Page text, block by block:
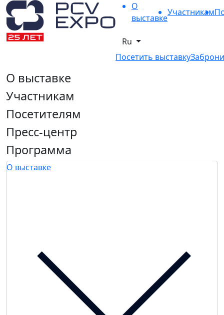
О
выставке
Участникам
Ru
Посетить выставку
О выставке
Участникам
Посетителям
Пресс-центр
Программа
О выставке